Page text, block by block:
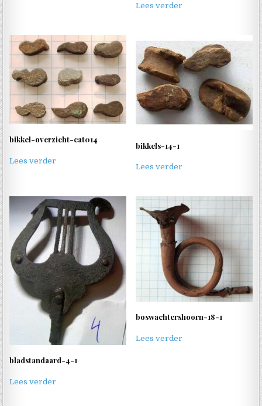
Lees verder
bikkel-overzicht-cat014
Lees verder
bikkels-14-1
Lees verder
bladstandaard-4-1
Lees verder
boswachtershoorn-18-1
Lees verder